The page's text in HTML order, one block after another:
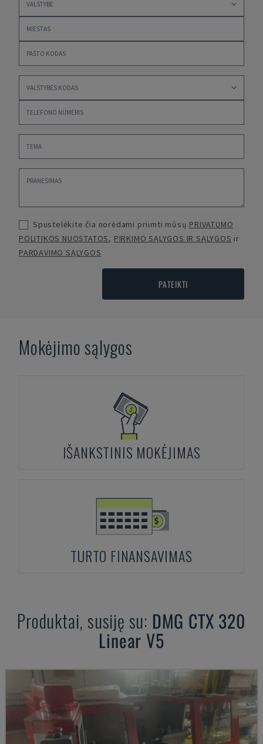
Spustelėkite čia norėdami priimti mūsų PRIVATUMO
POLITIKOS NUOSTATOS, PIRKIMO SĄLYGOS IR SĄLYGOS ir
PARDAVIMO SĄLYGOS
PATEIKTI
Mokėjimo sąlygos
IŠANKSTINIS MOKĖJIMAS
TURTO FINANSAVIMAS
Produktai, susiję su: DMG CTX 320
Linear V5